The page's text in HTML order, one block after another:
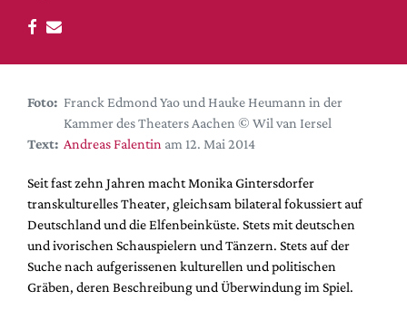
DdB-map
Premierensuche
Festival-Planer
Alle Hefte
Leseproben
Podcast
Service
Foto: Franck Edmond Yao und Hauke Heumann in der
Kammer des Theaters Aachen © Wil van Iersel
Text: Andreas Falentin am 12. Mai 2014
Seit fast zehn Jahren macht Monika Gintersdorfer
transkulturelles Theater, gleichsam bilateral fokussiert auf
Deutschland und die Elfenbeinküste. Stets mit deutschen
und ivorischen Schauspielern und Tänzern. Stets auf der
Suche nach aufgerissenen kulturellen und politischen
Gräben, deren Beschreibung und Überwindung im Spiel.